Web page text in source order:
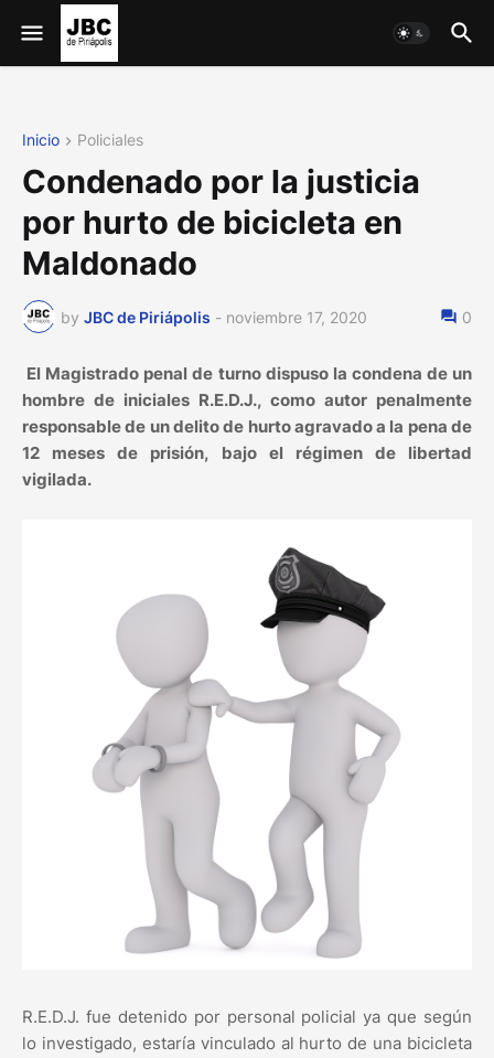
Inicio Policiales
Condenado por la justicia
por hurto de bicicleta en
Maldonado
by JBC de Piriápolis - noviembre 17, 2020 0
El Magistrado penal de turno dispuso la condena de un
hombre de iniciales R.E.D.J., como autor penalmente
responsable de un delito de hurto agravado a la pena de
12 meses de prisión, bajo el régimen de libertad
vigilada.
R.E.D.J. fue detenido por personal policial ya que según
lo investigado, estaría vinculado al hurto de una bicicleta